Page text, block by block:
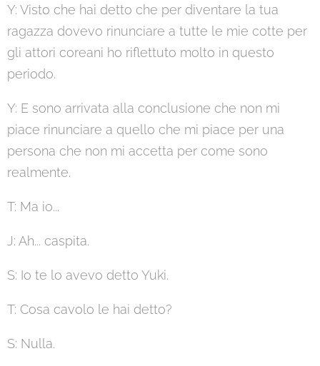
Y: Visto che hai detto che per diventare la tua
ragazza dovevo rinunciare a tutte le mie cotte per
gli attori coreani ho riflettuto molto in questo
periodo.
Y: E sono arrivata alla conclusione che non mi
piace rinunciare a quello che mi piace per una
persona che non mi accetta per come sono
realmente.
T: Ma io...
J: Ah... caspita.
S: Io te lo avevo detto Yuki.
T: Cosa cavolo le hai detto?
S: Nulla.